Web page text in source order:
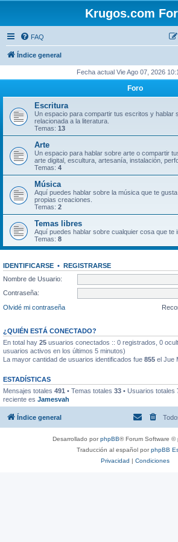
Krugos.com
FAQ
Índice general
Fecha actual Vie Ago 07, 2026
Foro
Escritura
Un espacio para compartir tus escritos y hablar
relacionada a la literatura.
Temas: 13
Arte
Un espacio para hablar sobre arte o compartir
arte digital, escultura, artesanía, instalación,
Temas: 4
Música
Aquí puedes hablar sobre la música que te
propias creaciones.
Temas: 2
Temas libres
Aquí puedes hablar sobre cualquier cosa que te
Temas: 8
IDENTIFICARSE • REGISTRARSE
Nombre de Usuario:
Contraseña:
Olvidé mi contraseña
¿QUIÉN ESTÁ CONECTADO?
En total hay 25 usuarios conectados :: 0 registrados, 0
usuarios activos en los últimos 5 minutos)
La mayor cantidad de usuarios identificados fue 855 el Jue
ESTADÍSTICAS
Mensajes totales 491 • Temas totales 33 • Usuarios totales
reciente es Jamesvah
Índice general
Desarrollado porphpBB® Forum Software ©
Traducción al español porphpBB
Privacidad | Condiciones